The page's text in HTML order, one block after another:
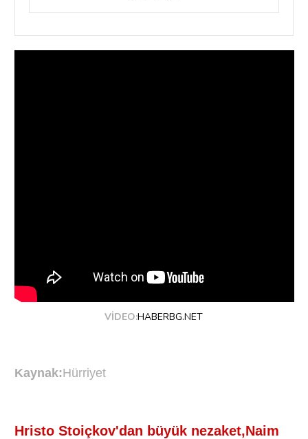
VİDEO:HABERBG.NET
Kaynak:Hürriyet
Hristo Stoiçkov'dan büyük nezaket,Naim